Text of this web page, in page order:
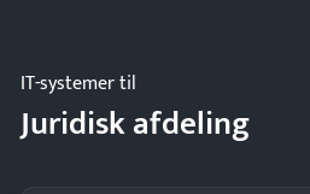
IT-systemer til
Juridisk afdeling